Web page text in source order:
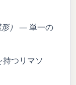
） — 単一の
持つリマソ